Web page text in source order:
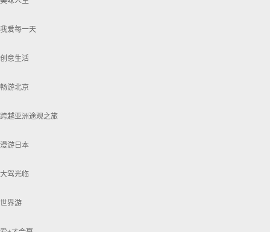
我爱每一天
创意生活
畅游北京
跨越亚洲途观之旅
漫游日本
大驾光临
世界游